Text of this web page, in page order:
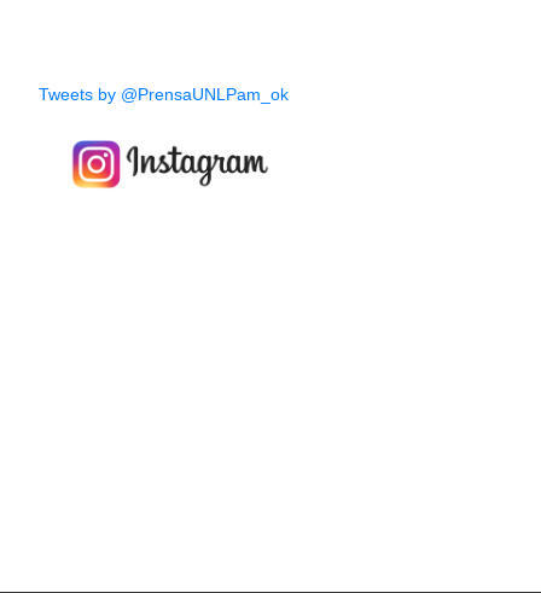
Tweets by @PrensaUNLPam_ok